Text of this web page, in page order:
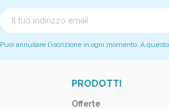
Puoi annullare l'iscrizione in ogni momento. A
PRODOTTI
Offerte